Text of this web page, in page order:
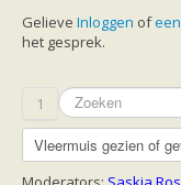
Weetjes
Meer weten
geluiden van
Nederland
Gelieve Inloggen of
het gesprek.
1